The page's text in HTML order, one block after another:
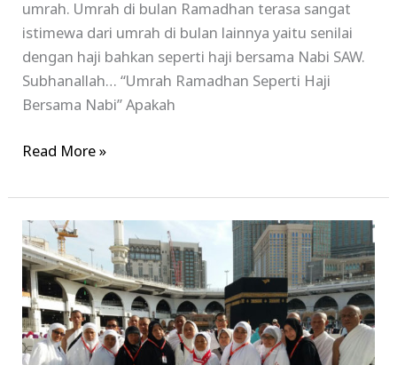
umrah. Umrah di bulan Ramadhan terasa sangat
istimewa dari umrah di bulan lainnya yaitu senilai
dengan haji bahkan seperti haji bersama Nabi SAW.
Subhanallah… “Umrah Ramadhan Seperti Haji
Bersama Nabi” Apakah
Read More »
Paket
Umroh
Ramadhan
Di
Bulan
Suci